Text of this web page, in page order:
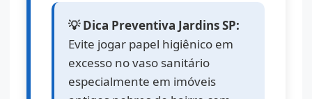
💡 Dica Preventiva Jardins SP:
Evite jogar papel higiênico em
excesso no vaso sanitário
especialmente em imóveis